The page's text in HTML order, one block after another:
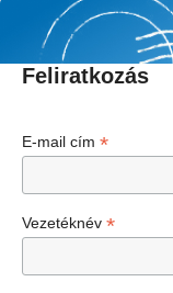
Feliratkozás
E-mail cím *
Vezetéknév *